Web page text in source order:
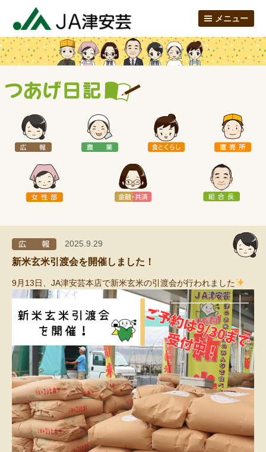
メニュー
2025.9.29
新米玄米引渡会を開催しました！
9月13日、JA津安芸本店で新米玄米の引渡会が行われました